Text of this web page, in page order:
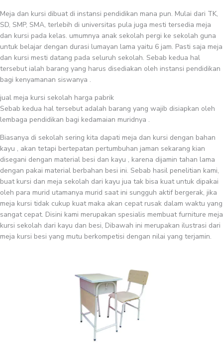
Meja dan kursi dibuat di instansi pendidikan mana pun. Mulai dari TK,
SD, SMP, SMA, terlebih di universitas pula juga mesti tersedia meja
dan kursi pada kelas. umumnya anak sekolah pergi ke sekolah guna
untuk belajar dengan durasi lumayan lama yaitu 6 jam. Pasti saja meja
dan kursi mesti datang pada seluruh sekolah. Sebab kedua hal
tersebut ialah barang yang harus disediakan oleh instansi pendidikan
bagi kenyamanan siswanya .
jual meja kursi sekolah harga pabrik
Sebab kedua hal tersebut adalah barang yang wajib disiapkan oleh
lembaga pendidikan bagi kedamaian muridnya .
Biasanya di sekolah sering kita dapati meja dan kursi dengan bahan
kayu , akan tetapi bertepatan pertumbuhan jaman sekarang kian
disegani dengan material besi dan kayu , karena dijamin tahan lama
dengan pakai material berbahan besi ini. Sebab hasil penelitian kami,
buat kursi dan meja sekolah dari kayu jua tak bisa kuat untuk dipakai
oleh para murid utamanya murid saat ini sungguh aktif bergerak, jika
meja kursi tidak cukup kuat maka akan cepat rusak dalam waktu yang
sangat cepat. Disini kami merupakan spesialis membuat furniture meja
kursi sekolah dari kayu dan besi, Dibawah ini merupakan ilustrasi dari
meja kursi besi yang mutu berkompetisi dengan nilai yang terjamin.